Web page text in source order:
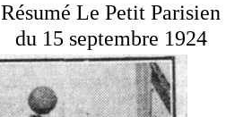
Résumé Le Petit Parisien
du 15 septembre 1924